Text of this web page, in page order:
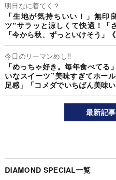
明日なに着てく？
「生地が気持ちいい！」無
ツ”サラッと涼しくて快適！「
「今から秋、ずっといけそう」
今日のリーマンめし!!
「めっちゃ好き。毎年食べてる
いなスイーツ”美味すぎてホー
足感」「コメダでいちばん美味
最新記
DIAMOND SPECIAL一覧